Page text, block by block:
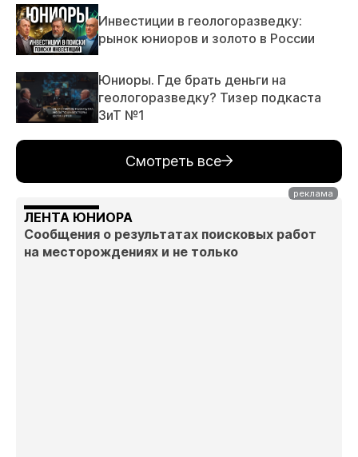
Инвестиции в геологоразведку:
рынок юниоров и золото в России
Юниоры. Где брать деньги на
геологоразведку? Тизер подкаста
ЗиТ №1
Смотреть все
ЛЕНТА ЮНИОРА
Сообщения о результатах поисковых работ
на месторождениях и не только